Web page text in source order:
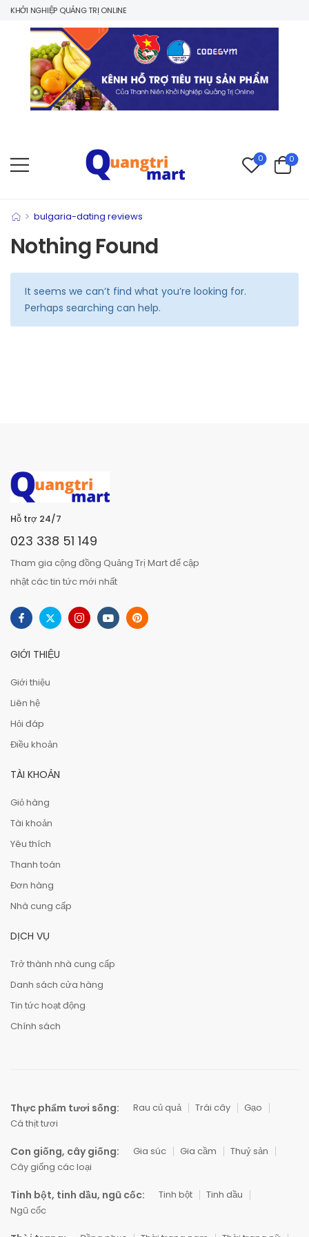
NGHIỆP QUẢNG TRỊ ONLINE
0 0
> bulgaria-dating reviews
Nothing Found
It seems we can’t find what you’re looking for.
Perhaps searching can help.
Hỗ trợ 24/7
023 338 51 149
Tham gia cộng đồng Quảng Trị Mart để cập
nhật các tin tức mới nhất
GIỚI THIỆU
Giới thiệu
Liên hệ
Hỏi đáp
Điều khoản
TÀI KHOẢN
Giỏ hàng
Tài khoản
Yêu thích
Thanh toán
Đơn hàng
Nhà cung cấp
DỊCH VỤ
Trở thành nhà cung cấp
Danh sách cửa hàng
Tin tức hoạt động
Chính sách
Thực phẩm tươi sống: Rau củ quả Trái cây
Gạo
Cá thịt tươi
Con giống, cây giống: Gia súc Gia cầm
Thuỷ sản
Cây giống các loại
Tinh bột, tinh dầu, ngũ cốc: Tinh bột
Tinh dầu
Ngũ cốc